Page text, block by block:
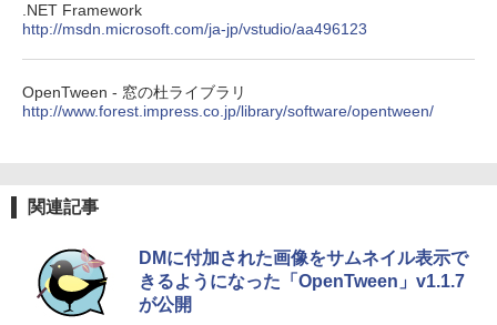
￥39,980
New Amazon Kindle Scribe Colorsoft |
11インチカラーディスプレイ、64GBスト
.NET Framework
http://msdn.microsoft.com/ja-jp/vstudio/aa496123
OpenTween - 窓の杜ライブラリ
http://www.forest.impress.co.jp/library/software/opentween/
関連記事
DMに付加された画像をサムネイル表示で
きるようになった「OpenTween」v1.1.7
が公開